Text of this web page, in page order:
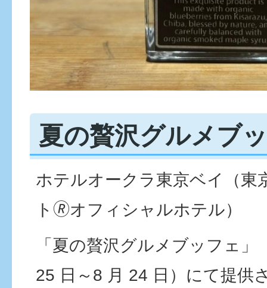
夏の贅沢グルメブ
ホテルオークラ東京ベイ（東
ト🄬オフィシャルホテル）
「夏の贅沢グルメブッフェ」
25 日～8 月 24 日）にて提供